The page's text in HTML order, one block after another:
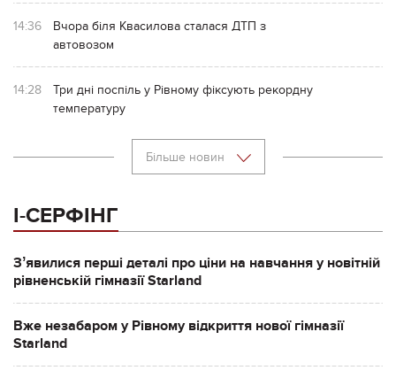
14:36
Вчора біля Квасилова сталася ДТП з
автовозом
14:28
Три дні поспіль у Рівному фіксують рекордну
температуру
Більше новин
І-СЕРФІНГ
Зʼявилися перші деталі про ціни на навчання у новітній
рівненській гімназії Starland
Вже незабаром у Рівному відкриття нової гімназії
Starland